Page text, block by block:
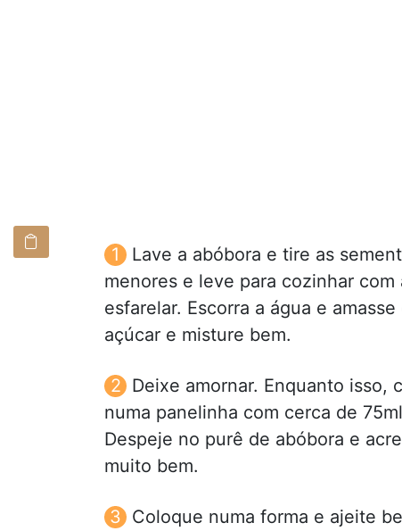
Lave a abóbora e tire as
menores e leve para cozinhar
esfarelar. Escorra a água e
açúcar e misture bem.
Deixe amornar. Enquanto isso,
numa panelinha com cerca de
Despeje no purê de abóbora e
muito bem.
Coloque numa forma e ajeite